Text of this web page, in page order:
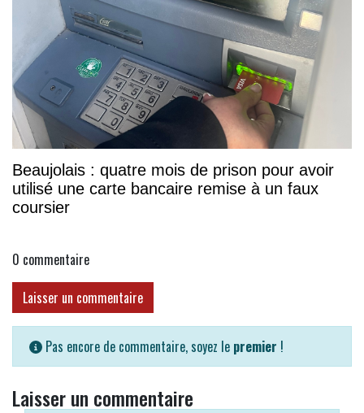
Beaujolais : quatre mois de prison pour avoir
utilisé une carte bancaire remise à un faux
coursier
0 commentaire
Laisser un commentaire
Pas encore de commentaire, soyez le premier !
Laisser un commentaire